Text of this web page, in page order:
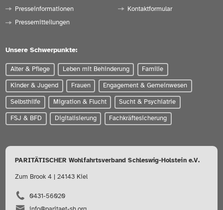
Presseinformationen
Pressemitteilungen
Kontaktformular
Unsere Schwerpunkte:
Alter & Pflege Leben mit Behinderung Familie
Kinder & Jugend Frauen Engagement & Gemeinwesen
Selbsthilfe Migration & Flucht Sucht & Psychiatrie
FSJ & BFD Digitalisierung Fachkräftesicherung
PARITÄTISCHER Wohlfahrtsverband Schleswig-Holstein e.V.
Zum Brook 4 | 24143 Kiel
0431-56020